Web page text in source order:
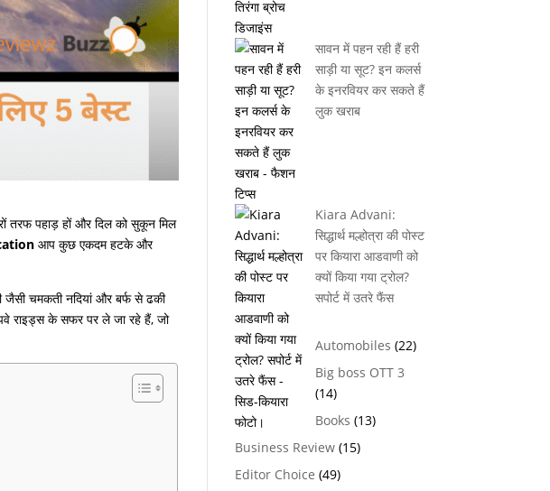
तरफ पहाड़ हों और दिल को सुकून मिल
आप कुछ एकदम हटके और
जैसी चमकती नदियां और बर्फ से ढकी
राइड्स के सफर पर ले जा रहे हैं,जो
सावन में पहन रही हैं हरी
साड़ी या सूट? इन कलर्स
के इनरवियर कर सकते हैं
लुक खराब
Kiara Advani:
सिद्धार्थ मल्होत्रा की पोस्ट
पर कियारा आडवाणी को
क्यों किया गया ट्रोल?
सपोर्ट में उतरे फैंस
Automobiles (22)
Big boss OTT 3
(14)
Books (13)
Business Review(15)
Editor Choice (49)